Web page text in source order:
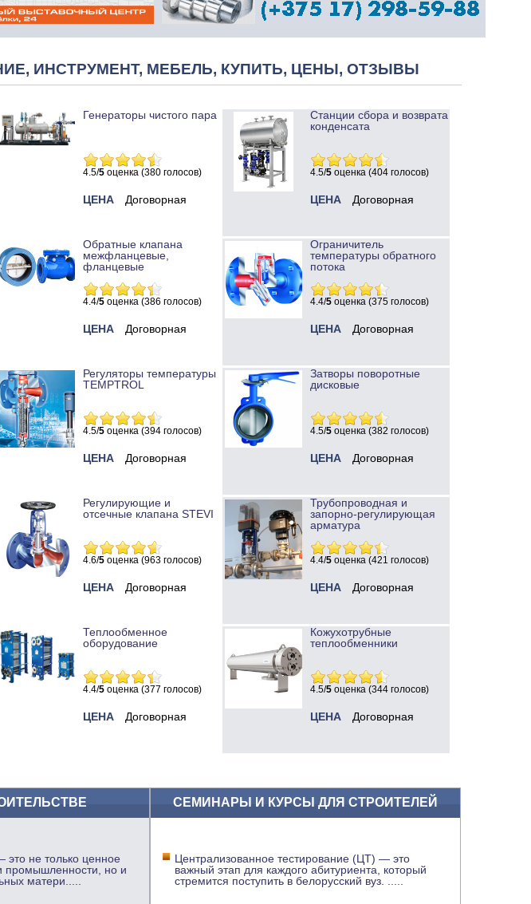
ИНСТРУМЕНТ, МЕБЕЛЬ, КУПИТЬ, ЦЕНЫ, ОТЗЫВЫ
Генераторы чистого пара
4.5/5 оценка (380 голосов)
ЦЕНА Договорная
Станции сбора и возврата
конденсата
4.5/5 оценка (404 голосов)
ЦЕНА Договорная
Обратные клапана
межфланцевые,
фланцевые
4.4/5 оценка (386 голосов)
ЦЕНА Договорная
Ограничитель
температуры обратного
потока
4.4/5 оценка (375 голосов)
ЦЕНА Договорная
Регуляторы температуры
TEMPTROL
4.5/5 оценка (394 голосов)
ЦЕНА Договорная
Затворы поворотные
дисковые
4.5/5 оценка (382 голосов)
ЦЕНА Договорная
Регулирующие и
отсечные клапана STEVI
4.6/5 оценка (963 голосов)
ЦЕНА Договорная
Трубопроводная и
запорно-регулирующая
арматура
4.4/5 оценка (421 голосов)
ЦЕНА Договорная
Теплообменное
оборудование
4.4/5 оценка (377 голосов)
ЦЕНА Договорная
Кожухотрубные
теплообменники
4.5/5 оценка (344 голосов)
ЦЕНА Договорная
не только ценное
промышленности, но и
матери
СЕМИНАРЫ И КУРСЫ ДЛЯ СТРОИТЕЛЕЙ
Централизованное тестирование (ЦТ) — это
важный этап для каждого абитуриента, который
стремится поступить в белорусский вуз.